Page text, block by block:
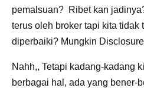
pemalsuan? Ribet kan
terus oleh broker tapi kita tidak
diperbaiki? Mungkin
Nahh,, Tetapi kadang-kadang
berbagai hal, ada yang bener-